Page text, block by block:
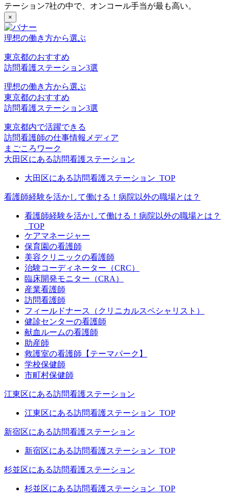
テーション7社の中で、オンコール手当が最も高い。
×
理想の働き方から選ぶ
東京都のおすすめ
訪問看護ステーション3選
理想の働き方から選ぶ
東京都のおすすめ
訪問看護ステーション3選
東京都内で活躍できる
訪問看護師の仕事情報メディア
まごころワーク
大田区にある訪問看護ステーション
大田区にある訪問看護ステーション_TOP
看護師経験を活かして働ける！病院以外の職場とは？
看護師経験を活かして働ける！病院以外の職場とは？
_TOP
ケアマネージャー
保育園の看護師
美容クリニックの看護師
治験コーディネーター（CRC）
臨床開発モニター（CRA）
産業看護師
訪問看護師
フィールドナース（クリニカルスペシャリスト）
健診センターの看護師
献血ルームの看護師
助産師
救護室の看護師【テーマパーク】
学校保健師
市町村保健師
江東区にある訪問看護ステーション
江東区にある訪問看護ステーション_TOP
新宿区にある訪問看護ステーション
新宿区にある訪問看護ステーション_TOP
杉並区にある訪問看護ステーション
杉並区にある訪問看護ステーション_TOP